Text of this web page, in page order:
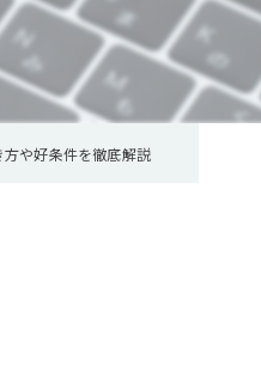
や好条件を徹底解説